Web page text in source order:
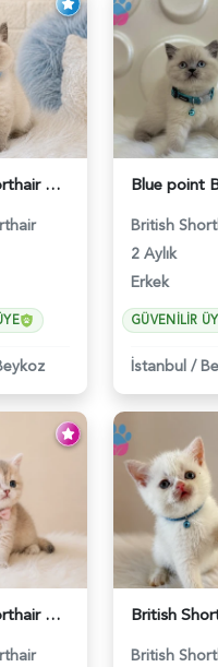
British Shorthair Erkek Bluepoint 2 Aylık - 4448
British
2 Aylık
Erkek
GÜVENILIR
İstanbul /
British Shorthair AY12 Güzel Kızımız - 6349
British